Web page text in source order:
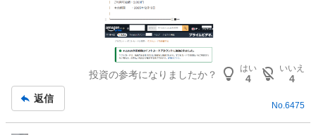
投資の参考になりましたか？
はい
4
いいえ
4
返信
No.6475